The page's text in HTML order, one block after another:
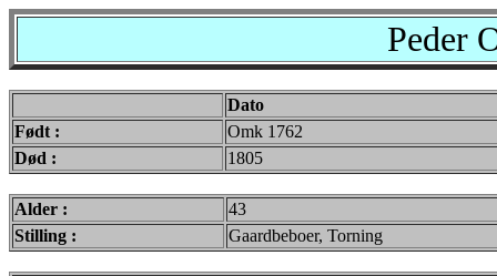
Peder
Dato
Født :
Omk 1762
Død :
1805
Alder :
43
Stilling :
Gaardbeboer, Torning